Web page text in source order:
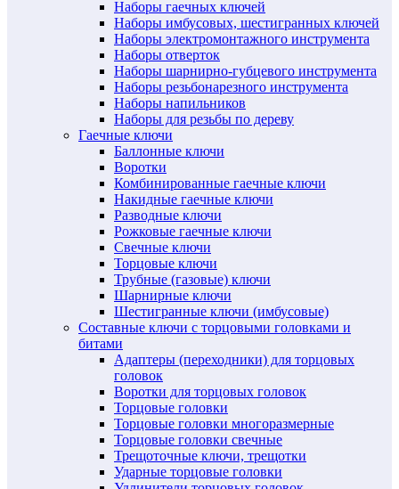
Наборы гаечных ключей
Наборы имбусовых, шестигранных ключей
Наборы электромонтажного инструмента
Наборы отверток
Наборы шарнирно-губцевого инструмента
Наборы резьбонарезного инструмента
Наборы напильников
Наборы для резьбы по дереву
Гаечные ключи
Баллонные ключи
Воротки
Комбинированные гаечные ключи
Накидные гаечные ключи
Разводные ключи
Рожковые гаечные ключи
Свечные ключи
Торцовые ключи
Трубные (газовые) ключи
Шарнирные ключи
Шестигранные ключи (имбусовые)
Составные ключи с торцовыми головками и
битами
Адаптеры (переходники) для торцовых
головок
Воротки для торцовых головок
Торцовые головки
Торцовые головки многоразмерные
Торцовые головки свечные
Трещоточные ключи, трещотки
Ударные торцовые головки